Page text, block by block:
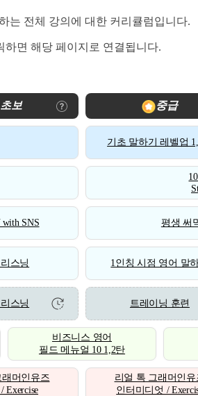
는 전체 강의에 대한 커리큘럼입니다.
하면 해당 페이지로 연결됩니다.
초보 중급
기초 말하기 레벨업
SNS 평생 써
스닝 1인칭 시점 영어 말하
스닝 트레이닝 훈련
비즈니스 영어
필드 메뉴얼 10 1,2탄
머인유즈
Exercise
리얼 톡 그래머인유
인터미디엇 /